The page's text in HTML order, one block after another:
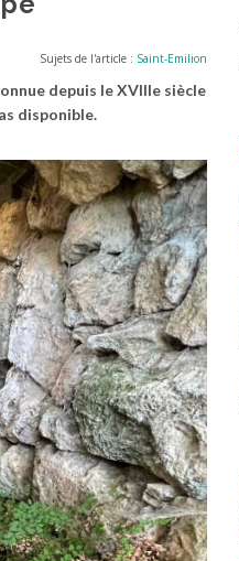
Sujets de l'article : Saint-Emilion
depuis le XVIIIe siècle
disponible.